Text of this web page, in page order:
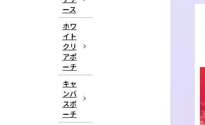
ース
ホワ
イト
クリ
アポ
ーチ
キャ
ンバ
スポ
ーチ